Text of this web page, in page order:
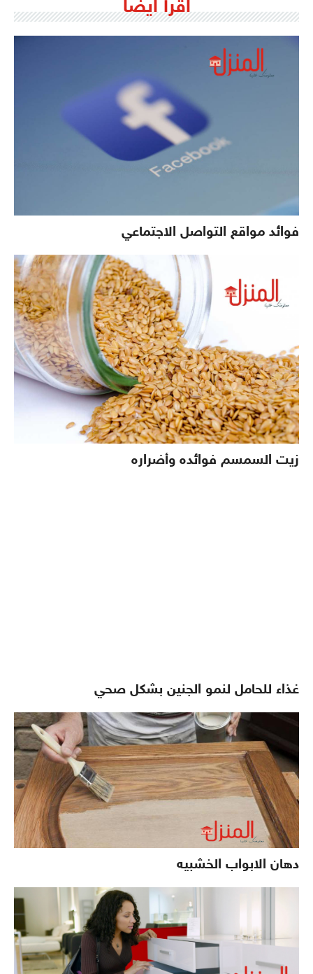
اقرأ ايضاً
فوائد مواقع التواصل الاجتماعي
زيت السمسم فوائده وأضراره
غذاء للحامل لنمو الجنين بشكل صحي
دهان الابواب الخشبيه